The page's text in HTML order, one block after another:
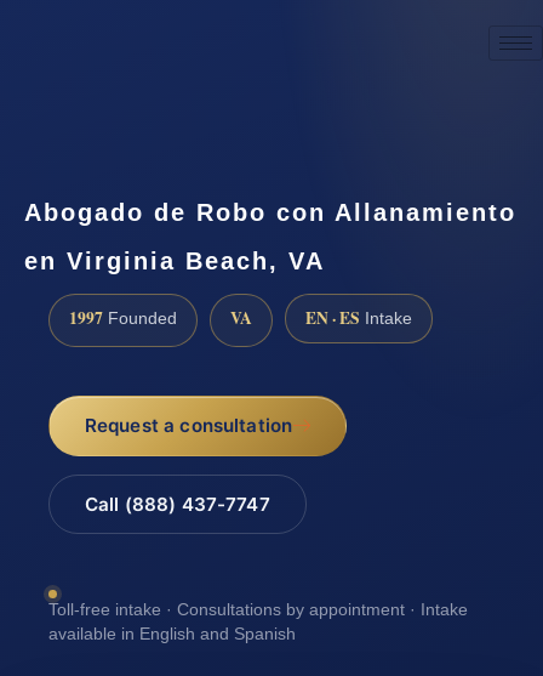
Abogado de Robo con Allanamiento
en Virginia Beach, VA
1997 Founded VA EN · ES Intake
Request a consultation
Call (888) 437-7747
Toll-free intake · Consultations by appointment · Intake
available in English and Spanish